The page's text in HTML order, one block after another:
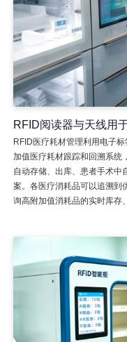
RFID阅读器与天线用
RFID医疗耗材管理利用电子
加值医疗耗材跟踪和回溯系统
自动存储、出库、患者手术中
案。各医疗消耗品可以追溯到
询高附加值消耗品的实时库存